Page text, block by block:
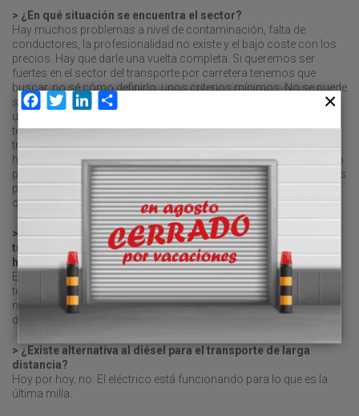
> ¿En qué situación se encuentra el sector?
Hay muchos problemas a nivel de contaminación, falta de
conductores, la profesionalidad no existe y el bajo coste con los
precios. Hay que darle una vuelta completa. Si queremos ser
fuertes en el sector del transporte por carretera tenemos que
buscar, no sé cómo definirlo, unos criterios mínimos. No se puede
seguir trabajando con los precios actuales. Siempre he marcado
una política de calidad, más que de cantidad, porque al final, yo
tengo mi coste, y todo lo que trabaje por debajo es trabajar por
trabajar. Y desde el punto de vista de fomentar, crecer y aumentar,
hay que pagar bien a los conductores, tener un material adecuado
para poder ser competitivo, etc., etc. Siempre nos quejamos de los
precios, pero los clientes no terminan de entender que hay unos
costes, y si quieren tener un buen servicio, lo tienen que pagar.
> La descarbonización es uno de los retos del sector del
transporte: electricidad, GNL, combustibles renovables,
hidrógeno… ¿Cuál es la apuesta de ABC Logistic?
Estamos tratando de buscar soluciones, en lo que se refiere al
tema del gasóleo, para reducir las emisiones. Buscar la puesta en
marcha de carburantes sintéticos, como el HVO, y el uso de
duotrailers, que minimiza el impacto ambiental.
> ¿Existe alternativa al diésel para el transporte de larga
distancia?
Hoy por hoy, no. El eléctrico está funcionando para lo que es la
última milla.
Facebook
TwitterLinkedIn